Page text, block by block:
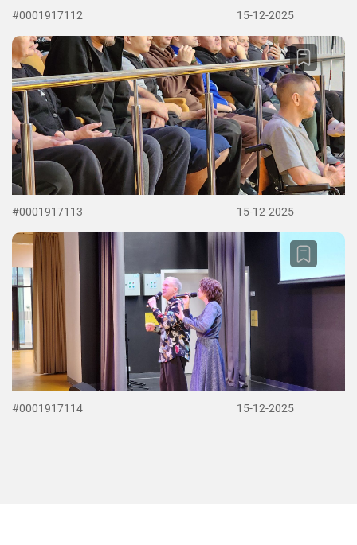
#0001917112 15-12-2025
#0001917113 15-12-2025
#0001917114 15-12-2025